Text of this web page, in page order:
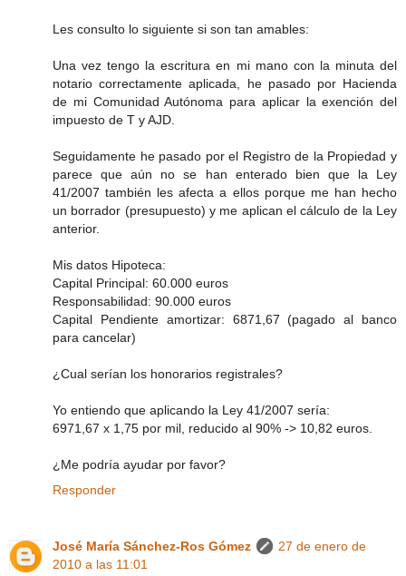
Les consulto lo siguiente si son tan amables:
Una vez tengo la escritura en mi mano con la minuta del
notario correctamente aplicada, he pasado por Hacienda
de mi Comunidad Autónoma para aplicar la exención del
impuesto de T y AJD.
Seguidamente he pasado por el Registro de la Propiedad y
parece que aún no se han enterado bien que la Ley
41/2007 también les afecta a ellos porque me han hecho
un borrador (presupuesto) y me aplican el cálculo de la Ley
anterior.
Mis datos Hipoteca:
Capital Principal: 60.000 euros
Responsabilidad: 90.000 euros
Capital Pendiente amortizar: 6871,67 (pagado al banco
para cancelar)
¿Cual serían los honorarios registrales?
Yo entiendo que aplicando la Ley 41/2007 sería:
6971,67 x 1,75 por mil, reducido al 90% -> 10,82 euros.
¿Me podría ayudar por favor?
Responder
José María Sánchez-Ros Gómez
27 de enero de
2010 a las 11:01